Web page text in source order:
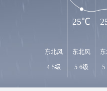
东北风
4-5级
东北风
5-6级
25℃